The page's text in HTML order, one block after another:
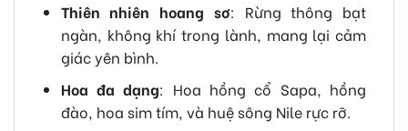
Thiên nhiên hoang sơ: Rừng thông bạt
ngàn, không khí trong lành, mang lại cảm
giác yên bình.
Hoa đa dạng: Hoa hồng cổ Sapa, hồng
đào, hoa sim tím, và huệ sông Nile rực rỡ.